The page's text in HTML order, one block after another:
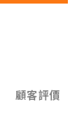
顧客評價